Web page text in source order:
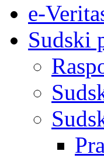
e-
Sudski